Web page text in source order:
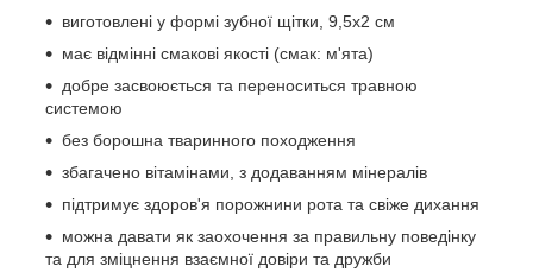
виготовлені у формі зубної щітки, 9,5х2 см
має відмінні смакові якості (смак: м'ята)
добре засвоюється та переноситься травною
системою
без борошна тваринного походження
збагачено вітамінами, з додаванням мінералів
підтримує здоров'я порожнини рота та свіже дихання
можна давати як заохочення за правильну поведінку
та для зміцнення взаємної довіри та дружби